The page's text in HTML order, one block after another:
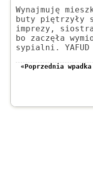
Wynajmuję
buty piętrzyły
imprezy,
bo zaczęła
sypialni. YAFUD
«Poprzednia wpadka